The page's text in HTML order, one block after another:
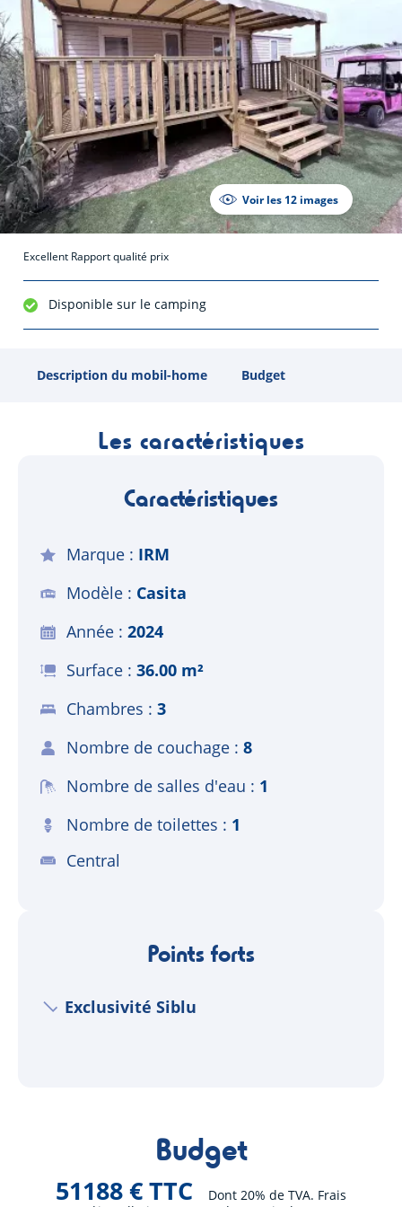
Voir les 12 images
Excellent Rapport qualité prix
Disponible sur le camping
Description du mobil-home Budget
Les caractéristiques
Caractéristiques
Marque
IRM
Modèle
Casita
Année
2024
Surface
36.00 m²
Chambres
3
Nombre de couchage
8
Nombre de salles d'eau
1
Nombre de toilettes
1
Central
Points forts
Exclusivité Siblu
Budget
51188 € TTC
Dont 20% de TVA. Frais